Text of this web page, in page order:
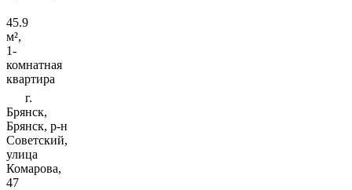
45.9
м²,
1-
комнатная
квартира
г.
Брянск,
Брянск, р-н
Советский,
улица
Комарова,
47